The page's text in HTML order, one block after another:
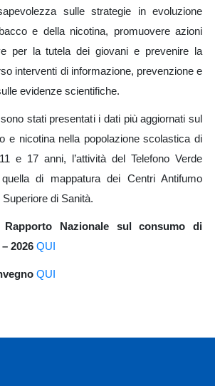
sulle strategie in evoluzione
e della nicotina, promuovere azioni
per la tutela dei giovani e prevenire la
interventi di informazione, prevenzione e
evidenze scientifiche.
stati presentati i dati più aggiornati sul
e nicotina nella popolazione scolastica di
e 17 anni, l’attività del Telefono Verde
di mappatura dei Centri Antifumo
Superiore di Sanità.
Rapporto Nazionale sul consumo di
2026 QUI
QUI